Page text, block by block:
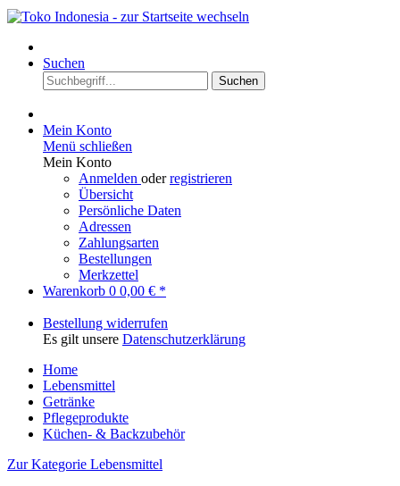
Suchen
Suchen
Mein Konto
Menü schließen
Mein Konto
Anmelden oderregistrieren
Übersicht
Persönliche Daten
Adressen
Zahlungsarten
Bestellungen
Merkzettel
Warenkorb 0 0,00 € *
Bestellung widerrufen
Es gilt unsere Datenschutzerklärung
Home
Lebensmittel
Getränke
Pflegeprodukte
Küchen- & Backzubehör
Zur Kategorie Lebensmittel